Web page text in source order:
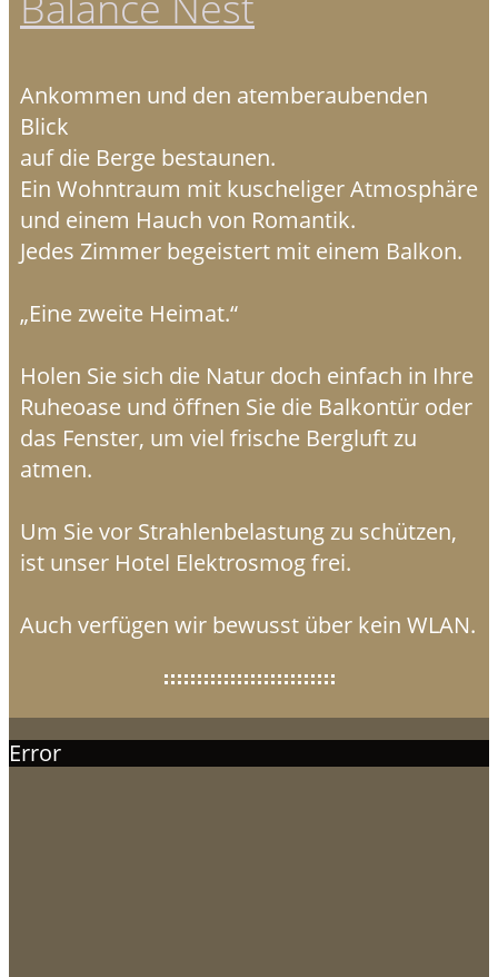
Ankommen und den atemberaubenden
Blick
auf die Berge bestaunen.
Ein Wohntraum mit kuscheliger Atmosphäre
und einem Hauch von Romantik.
Jedes Zimmer begeistert mit einem Balkon.
„Eine zweite Heimat.“
Holen Sie sich die Natur doch einfach in Ihre
Ruheoase und öffnen Sie die Balkontür oder
das Fenster, um viel frische Bergluft zu
atmen.
Um Sie vor Strahlenbelastung zu schützen,
ist unser Hotel Elektrosmog frei.
Auch verfügen wir bewusst über kein WLAN.
Error